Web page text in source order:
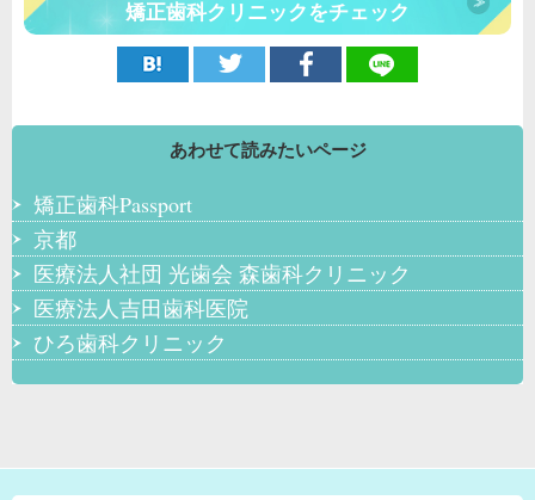
矯正歯科クリニックをチェック
あわせて読みたいページ
矯正歯科Passport
京都
医療法人社団 光歯会 森歯科クリニック
医療法人吉田歯科医院
ひろ歯科クリニック